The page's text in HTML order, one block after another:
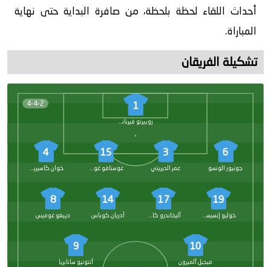
أحداث اللقاء لحظة بلحظة، من صافرة البداية حتى نهاية
المباراة.
تشكيلة الفريقان
4-4-2 1
روبيرتو فيرنانديز
6
جونيور الونسو
3
عمر الديريتي
15
غوستافو غوميز
4
خوان كاسيريس
19
خوليو إنسيسكو
17
أليخاندرو كاكو
14
أدريان كوباس
8
دييغو غوميس
10
ميجيل ألميرون
9
أنتونيو سانابريا